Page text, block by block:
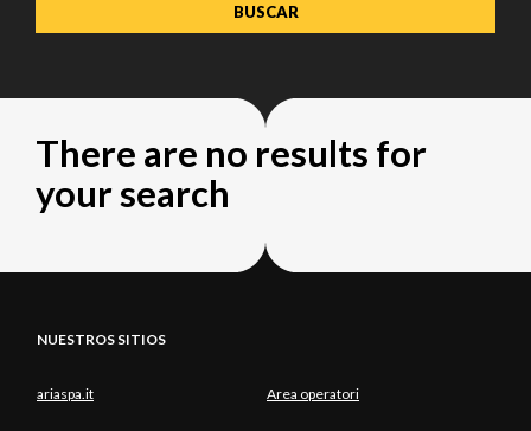
There are no results for
your search
NUESTROS SITIOS
ariaspa.it Area operatori